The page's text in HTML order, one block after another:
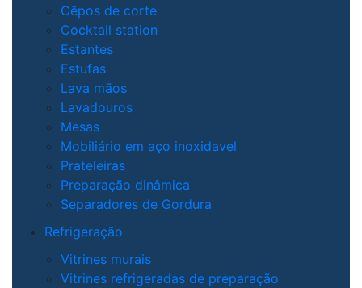
Cêpos de corte
Cocktail station
Estantes
Estufas
Lava mãos
Lavadouros
Mesas
Mobiliário em aço inoxidavel
Prateleiras
Preparação dinâmica
Separadores de Gordura
Refrigeração
Vitrines murais
Vitrines refrigeradas de preparação